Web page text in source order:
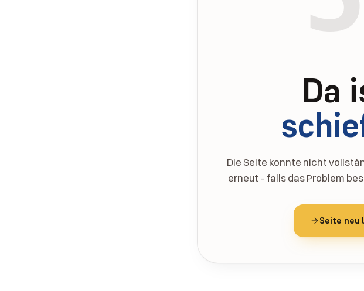
Da
Die Seite konnte nicht
erneut – falls das Problem
Seite neu